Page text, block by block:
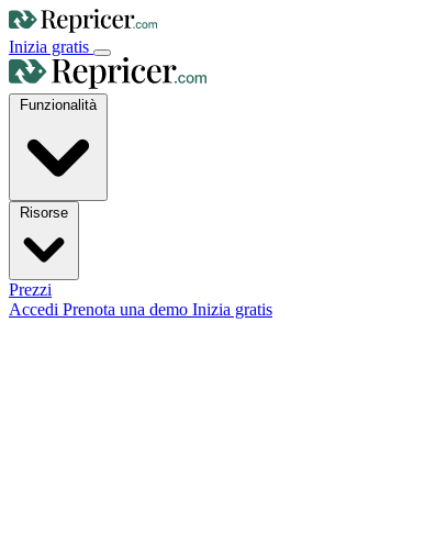
Inizia gratis
Funzionalità
Prezzi
Accedi Prenota una demo Inizia gratis